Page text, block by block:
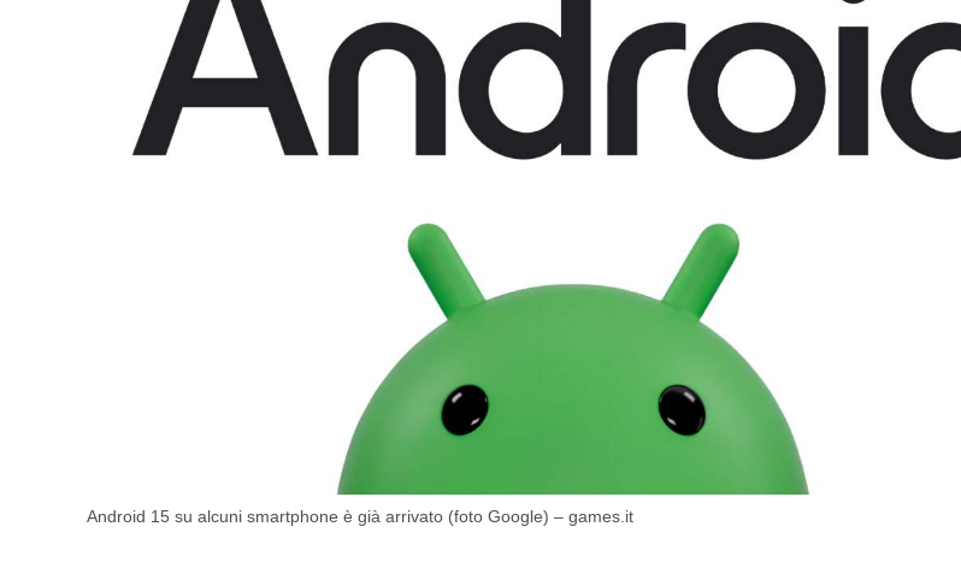
Android 15 su alcuni smartphone è già arrivato (foto Google) – games.it